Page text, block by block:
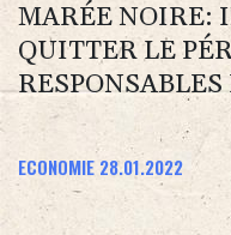
MARÉE NOIRE:
QUITTER LE
ECONOMIE 28.01.2022